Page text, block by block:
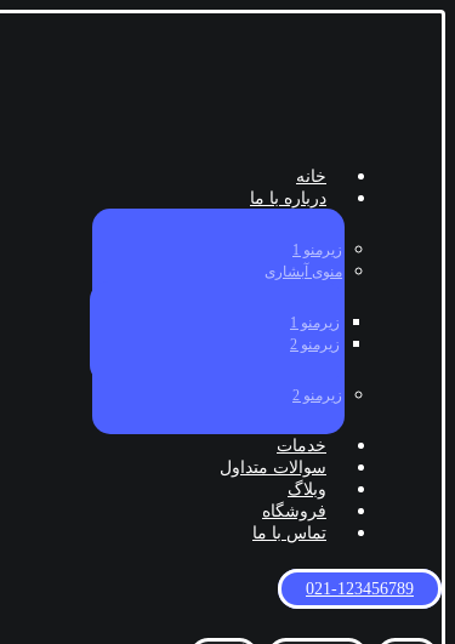
خانه
درباره با ما
زیرمنو 1
منوی آبشاری
زیرمنو 1
زیرمنو 2
زیرمنو 2
خدمات
سوالات متداول
وبلاگ
فروشگاه
تماس با ما
021-123456789